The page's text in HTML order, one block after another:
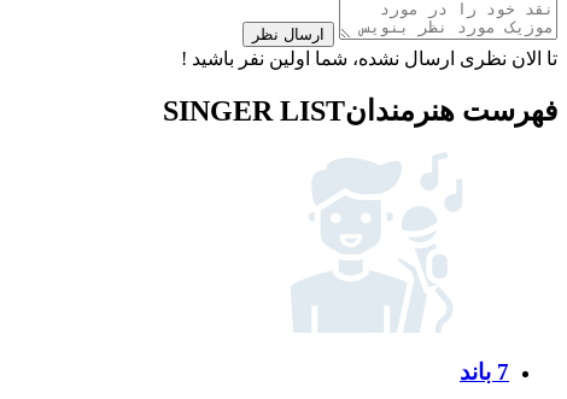
ارسال نظر
تا الان نظری ارسال نشده، شما اولین نفر باشید !
فهرست هنرمندانSINGER LIST
7 باند